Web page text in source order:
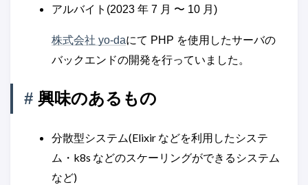
アルバイト(2023 年 7 月 〜 10 月)
株式会社 yo-daにて PHP を使用したサーバの
バックエンドの開発を行っていました。
# 興味のあるもの
分散型システム(Elixir などを利用したシステ
ム・k8s などのスケーリングができるシステム
など)